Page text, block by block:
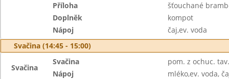
Příloha
šťouchané
Doplněk
kompot
Nápoj
čaj,ev. voda
Svačina (14:45 - 15:00)
Svačina
Svačina
pom. z ochuc.
Nápoj
mléko,ev. voda,